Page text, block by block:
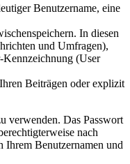
Benutzername, eine
In diesen
und Umfragen),
Kennzeichnung (User
Beiträgen oder explizit
verwenden. Das Passwort
nach
Ihrem Benutzernamen und